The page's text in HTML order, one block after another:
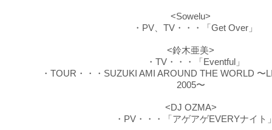
<Sowelu>
・PV、TV・・・「Get Over」
<鈴木亜美>
・TV・・・「Eventful」
・TOUR・・・SUZUKI AMI AROUND THE WORLD 〜
2005〜
<DJ OZMA>
・PV・・・「アゲアゲEVERYナイト